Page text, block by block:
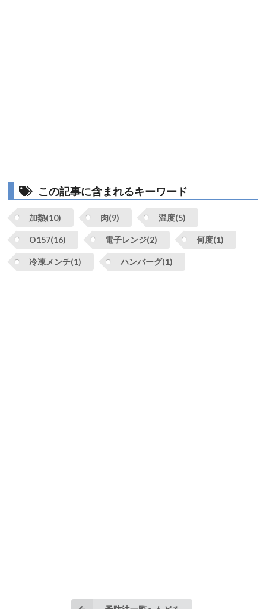
この記事に含まれるキーワード
加熱(10) 肉(9) 温度(5)
O157(16) 電子レンジ(2) 何度(1)
冷凍メンチ(1) ハンバーグ(1)